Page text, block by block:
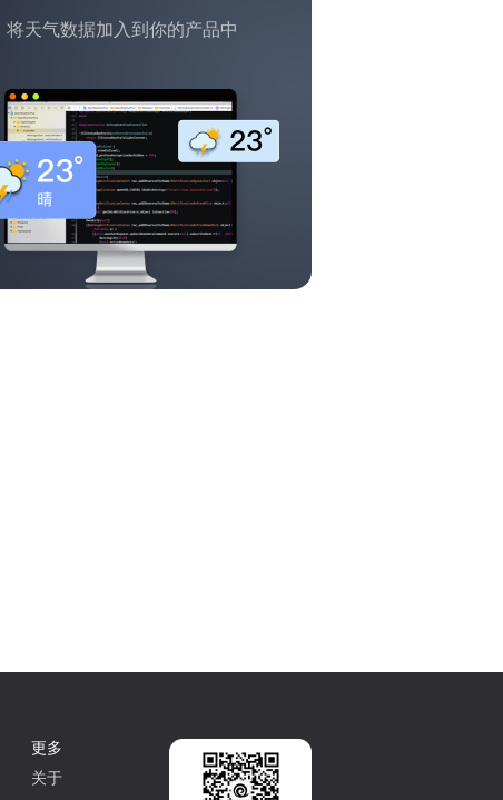
将天气数据加入到你的产品中
更多
关于